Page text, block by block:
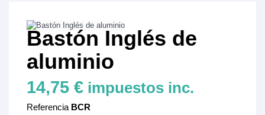
Bastón Inglés de
aluminio
14,75 € impuestos inc.
Referencia BCR